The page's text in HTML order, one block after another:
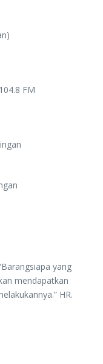
FM
yang
mendapatkan
HR.